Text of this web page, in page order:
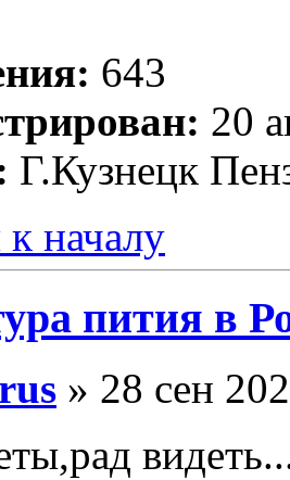
643
20
Г.Кузнецк
началу
пития в
» 28 сен